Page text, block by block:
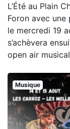
L’Été au Plain
Foron avec
le mercredi 19
s’achèvera
open air
Musique